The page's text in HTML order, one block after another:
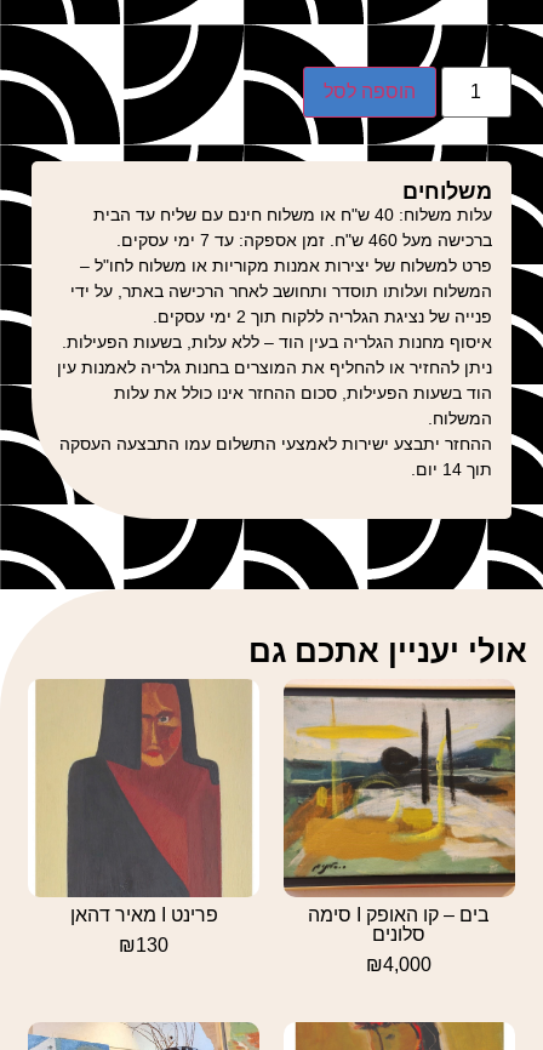
₪80
הוספה לסל
משלוחים
עלות משלוח: 40 ש"ח או משלוח חינם עם שליח עד הבית
ברכישה מעל 460 ש"ח. זמן אספקה: עד 7 ימי עסקים.
פרט למשלוח של יצירות אמנות מקוריות או משלוח לחו"ל –
המשלוח ועלותו תוסדר ותחושב לאחר הרכישה באתר, על ידי
פנייה של נציגת הגלריה ללקוח תוך 2 ימי עסקים.
איסוף מחנות הגלריה בעין הוד – ללא עלות, בשעות הפעילות.
ניתן להחזיר או להחליף את המוצרים בחנות גלריה לאמנות עין
הוד בשעות הפעילות, סכום ההחזר אינו כולל את עלות
המשלוח.
ההחזר יתבצע ישירות לאמצעי התשלום עמו התבצעה העסקה
תוך 14 יום.
אולי יעניין אתכם גם
בים – קו האופק I סימה
סלונים
₪4,000
פרינט I מאיר דהאן
₪130